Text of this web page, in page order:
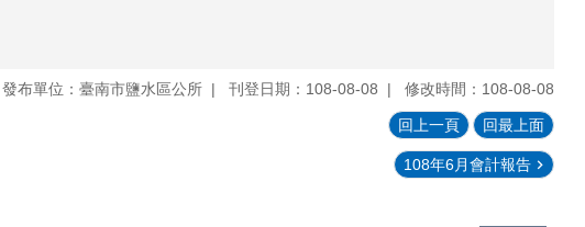
發布單位：臺南市鹽水區公所 刊登日期：108-08-08 修改時間：108-08-08
回上一頁 回最上面
108年6月會計報告